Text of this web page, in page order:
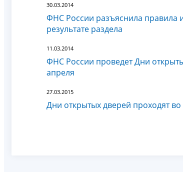
30.03.2014
ФНС России разъяснила правила
результате раздела
11.03.2014
ФНС России проведет Дни
апреля
27.03.2015
Дни открытых дверей проходят